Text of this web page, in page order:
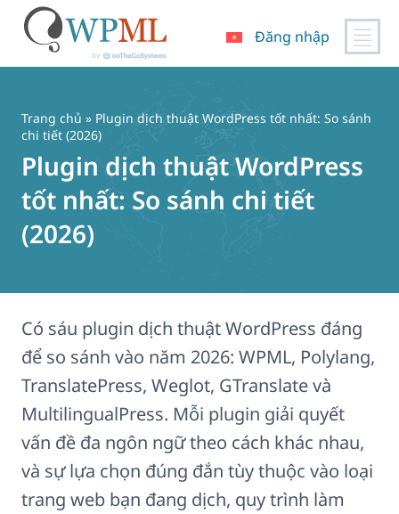
dung
Đăng nhập
Trang chủ » Plugin dịch thuật WordPress tốt nhất: So sánh
chi tiết (2026)
Plugin dịch thuật WordPress
tốt nhất: So sánh chi tiết
(2026)
Có sáu plugin dịch thuật WordPress đáng
để so sánh vào năm 2026: WPML, Polylang,
TranslatePress, Weglot, GTranslate và
MultilingualPress. Mỗi plugin giải quyết
vấn đề đa ngôn ngữ theo cách khác nhau,
và sự lựa chọn đúng đắn tùy thuộc vào loại
trang web bạn đang dịch, quy trình làm